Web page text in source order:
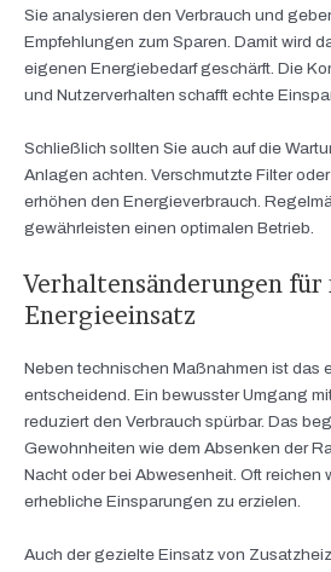
Sie analysieren den Verbrauch und
Empfehlungen zum Sparen. Damit wird
eigenen Energiebedarf geschärft. Die
und Nutzerverhalten schafft echte
Schließlich sollten Sie auch auf die
Anlagen achten. Verschmutzte Filter
erhöhen den Energieverbrauch.
gewährleisten einen optimalen Betrieb.
Verhaltensänderungen
Energieeinsatz
Neben technischen Maßnahmen ist das
entscheidend. Ein bewusster Umgang
reduziert den Verbrauch spürbar. Das
Gewohnheiten wie dem Absenken der
Nacht oder bei Abwesenheit. Oft reichen
erhebliche Einsparungen zu erzielen.
Auch der gezielte Einsatz von